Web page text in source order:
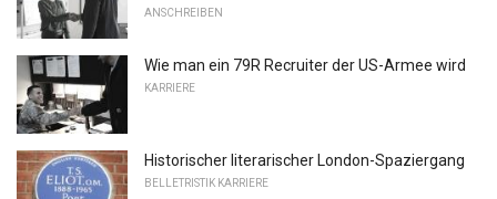
ANSCHREIBEN
Wie man ein 79R Recruiter der US-Armee wird
KARRIERE
Historischer literarischer London-Spaziergang
BELLETRISTIK KARRIERE